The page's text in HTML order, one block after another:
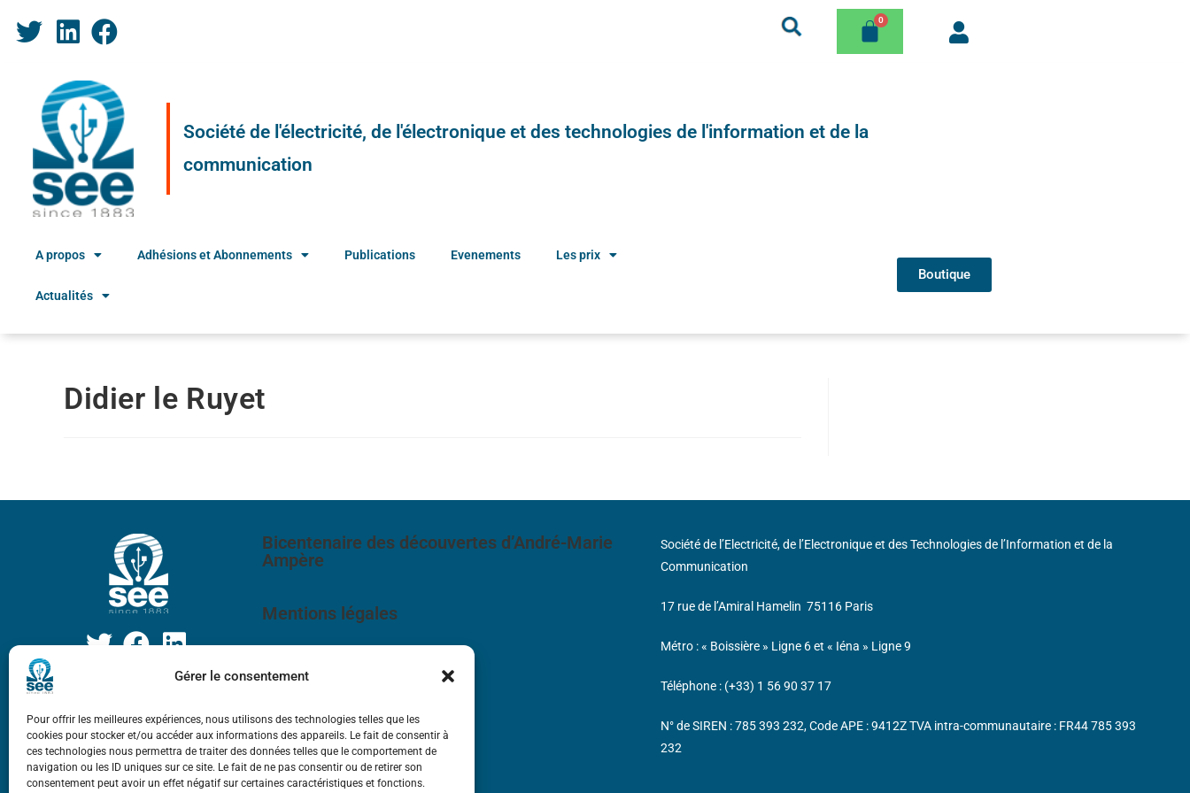
Gérer le consentement
Pour offrir les meilleures expériences, nous utilisons des technologies telles que les
cookies pour stocker et/ou accéder aux informations des appareils. Le fait de consentir à
ces technologies nous permettra de traiter des données telles que le comportement de
navigation ou les ID uniques sur ce site. Le fait de ne pas consentir ou de retirer son
consentement peut avoir un effet négatif sur certaines caractéristiques et fonctions.
Société de l'électricité, de l'électronique et des technologies de l'information et de la
communication
A propos Adhésions et Abonnements Publications Evenements Les prix
Actualités
Boutique
Didier le Ruyet
Bicentenaire des découvertes d’André-Marie
Ampère
Mentions légales
Société de l’Electricité, de l’Electronique et des Technologies de l’Information et de la
Communication
17 rue de l’Amiral Hamelin 75116 Paris
Métro : « Boissière » Ligne 6 et « Iéna » Ligne 9
Téléphone : (+33) 1 56 90 37 17
N° de SIREN : 785 393 232, Code APE : 9412Z TVA intra-communautaire : FR44 785 393
232